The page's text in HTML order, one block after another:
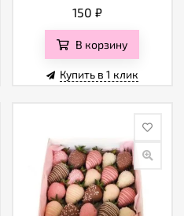
150₽
В корзину
Купить в 1 клик